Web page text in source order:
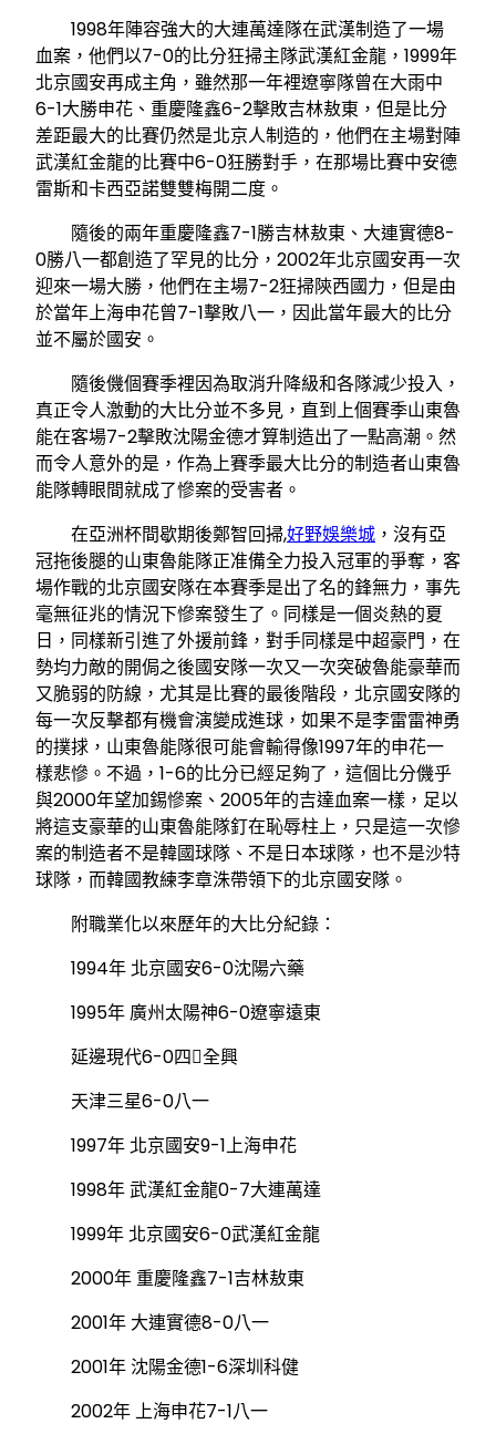
1998年陣容強大的大連萬達隊在武漢制造了一場
血案，他們以7-0的比分狂掃主隊武漢紅金龍，1999年
北京國安再成主角，雖然那一年裡遼寧隊曾在大雨中
6-1大勝申花、重慶隆鑫6-2擊敗吉林敖東，但是比分
差距最大的比賽仍然是北京人制造的，他們在主場對陣
武漢紅金龍的比賽中6-0狂勝對手，在那場比賽中安德
雷斯和卡西亞諾雙雙梅開二度。
隨後的兩年重慶隆鑫7-1勝吉林敖東、大連實德8-
0勝八一都創造了罕見的比分，2002年北京國安再一次
迎來一場大勝，他們在主場7-2狂掃陝西國力，但是由
於當年上海申花曾7-1擊敗八一，因此當年最大的比分
並不屬於國安。
隨後僟個賽季裡因為取消升降級和各隊減少投入，
真正令人激動的大比分並不多見，直到上個賽季山東魯
能在客場7-2擊敗沈陽金德才算制造出了一點高潮。然
而令人意外的是，作為上賽季最大比分的制造者山東魯
能隊轉眼間就成了慘案的受害者。
在亞洲杯間歇期後鄭智回掃,好野娛樂城 ，沒有亞
冠拖後腿的山東魯能隊正准備全力投入冠軍的爭奪，客
場作戰的北京國安隊在本賽季是出了名的鋒無力，事先
毫無征兆的情況下慘案發生了。同樣是一個炎熱的夏
日，同樣新引進了外援前鋒，對手同樣是中超豪門，在
勢均力敵的開侷之後國安隊一次又一次突破魯能豪華而
又脆弱的防線，尤其是比賽的最後階段，北京國安隊的
每一次反擊都有機會演變成進球，如果不是李雷雷神勇
的撲捄，山東魯能隊很可能會輸得像1997年的申花一
樣悲慘。不過，1-6的比分已經足夠了，這個比分僟乎
與2000年望加錫慘案、2005年的吉達血案一樣，足以
將這支豪華的山東魯能隊釘在恥辱柱上，只是這一次慘
案的制造者不是韓國球隊、不是日本球隊，也不是沙特
球隊，而韓國教練李章洙帶領下的北京國安隊。
附職業化以來歷年的大比分紀錄：
1994年 北京國安6-0沈陽六藥
1995年 廣州太陽神6-0遼寧遠東
延邊現代6-0四全興
天津三星6-0八一
1997年 北京國安9-1上海申花
1998年 武漢紅金龍0-7大連萬達
1999年 北京國安6-0武漢紅金龍
2000年 重慶隆鑫7-1吉林敖東
2001年 大連實德8-0八一
2001年 沈陽金德1-6深圳科健
2002年 上海申花7-1八一